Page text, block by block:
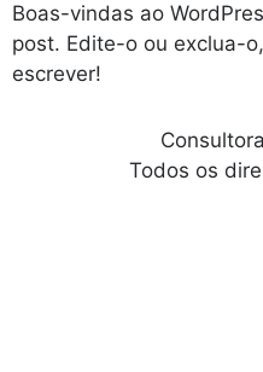
Boas-vindas ao
post. Edite-o ou exclua-
escrever!
Todos os